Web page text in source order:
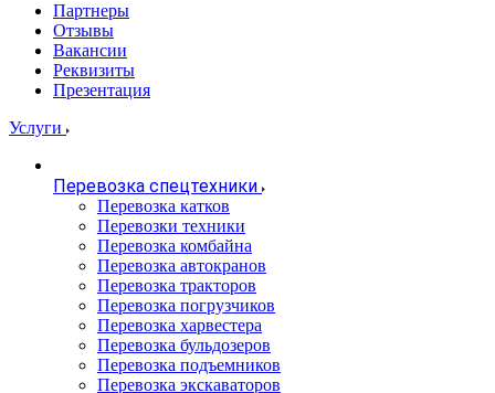
Партнеры
Отзывы
Вакансии
Реквизиты
Презентация
Услуги
Перевозка спецтехники
Перевозка катков
Перевозки техники
Перевозка комбайна
Перевозка автокранов
Перевозка тракторов
Перевозка погрузчиков
Перевозка харвестера
Перевозка бульдозеров
Перевозка подъемников
Перевозка экскаваторов